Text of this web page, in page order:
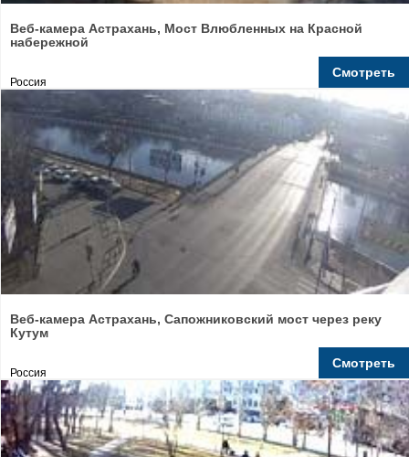
Веб-камера Астрахань, Мост Влюбленных на Красной
набережной
Россия
Смотреть
Веб-камера Астрахань, Сапожниковский мост через реку
Кутум
Россия
Смотреть